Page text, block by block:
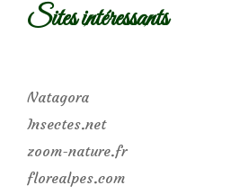
Sites intéressants
Natagora
Insectes.net
zoom-nature.fr
florealpes.com